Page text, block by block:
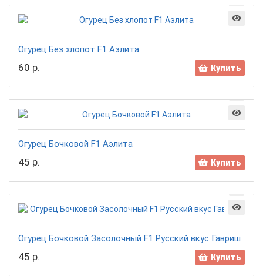
Огурец Без хлопот F1 Аэлита
60 р. Купить
Огурец Бочковой F1 Аэлита
45 р. Купить
Огурец Бочковой Засолочный F1 Русский вкус Гавриш
45 р. Купить